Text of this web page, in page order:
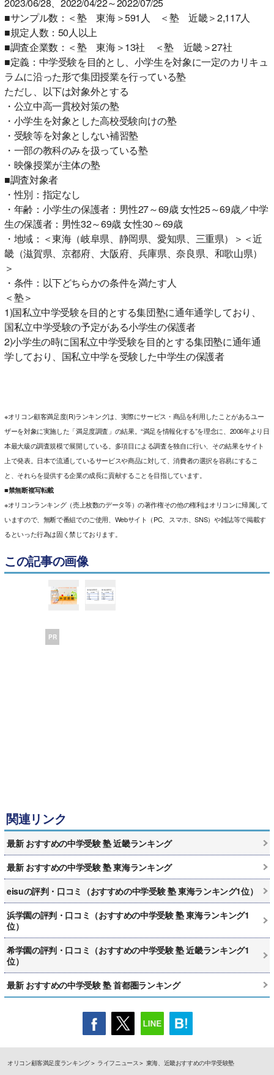
2023/06/28、2022/04/22～2022/07/25
■サンプル数：＜塾 東海＞591人 ＜塾 近畿＞2,117人
■規定人数：50人以上
■調査企業数：＜塾 東海＞13社 ＜塾 近畿＞27社
■定義：中学受験を目的とし、小学生を対象に一定のカリキュ
ラムに沿った形で集団授業を行っている塾
ただし、以下は対象外とする
・公立中高一貫校対策の塾
・小学生を対象とした高校受験向けの塾
・受験等を対象としない補習塾
・一部の教科のみを扱っている塾
・映像授業が主体の塾
■調査対象者
・性別：指定なし
・年齢：小学生の保護者：男性27～69歳 女性25～69歳／中学
生の保護者：男性32～69歳 女性30～69歳
・地域：＜東海（岐阜県、静岡県、愛知県、三重県）＞＜近
畿（滋賀県、京都府、大阪府、兵庫県、奈良県、和歌山県）
＞
・条件：以下どちらかの条件を満たす人
＜塾＞
1)国私立中学受験を目的とする集団塾に通年通学しており、
国私立中学受験の予定がある小学生の保護者
2)小学生の時に国私立中学受験を目的とする集団塾に通年通
学しており、国私立中学を受験した中学生の保護者
※オリコン顧客満足度(R)ランキングは、実際にサービス・商品を利用したことがあるユー
ザーを対象に実施した「満足度調査」の結果。“満足を情報化する”を理念に、2006年より日
本最大級の調査規模で展開している。多項目による調査を独自に行い、その結果をサイト
上で発表。日本で流通しているサービスや商品に対して、消費者の選択を容易にするこ
と、それらを提供する企業の成長に貢献することを目指しています。
■禁無断複写転載
※オリコンランキング（売上枚数のデータ等）の著作権その他の権利はオリコンに帰属して
いますので、無断で番組でのご使用、Webサイト（PC、スマホ、SNS）や雑誌等で掲載す
るといった行為は固く禁じております。
この記事の画像
PR
関連リンク
最新 おすすめの中学受験 塾 近畿ランキング
最新 おすすめの中学受験 塾 東海ランキング
eisuの評判・口コミ（おすすめの中学受験 塾 東海ランキング1位）
浜学園の評判・口コミ（おすすめの中学受験 塾 東海ランキング1
位）
希学園の評判・口コミ（おすすめの中学受験 塾 近畿ランキング1
位）
最新 おすすめの中学受験 塾 首都圏ランキング
オリコン顧客満足度ランキング ライフニュース 東海、近畿おすすめの中学受験塾